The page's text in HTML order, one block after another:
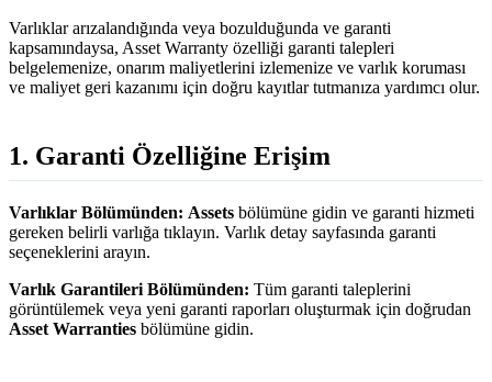
Varlıklar arızalandığında veya bozulduğunda ve garanti
kapsamındaysa, Asset Warranty özelliği garanti talepleri
belgelemenize, onarım maliyetlerini izlemenize ve varlık koruması
ve maliyet geri kazanımı için doğru kayıtlar tutmanıza yardımcı olur.
1. Garanti Özelliğine Erişim
Varlıklar Bölümünden: Assets bölümüne gidin ve garanti hizmeti
gereken belirli varlığa tıklayın. Varlık detay sayfasında garanti
seçeneklerini arayın.
Varlık Garantileri Bölümünden: Tüm garanti taleplerini
görüntülemek veya yeni garanti raporları oluşturmak için doğrudan
Asset Warranties bölümüne gidin.